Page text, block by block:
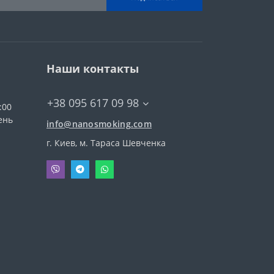
Наши контакты
+38 095 617 09 98
info@nanosmoking.com
г. Киев, м. Тараса Шевченка